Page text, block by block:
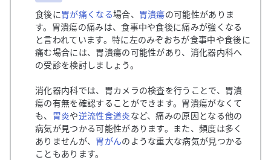
食後に胃が痛くなる場合、 胃潰瘍の可能性がありま
す。胃潰瘍の痛みは、食事中や食後に痛みが強くなる
と言われています。特に左のみぞおちが食事中や食後に
痛む場合には、胃潰瘍の可能性があり、消化器内科へ
の受診を検討しましょう。
消化器内科では、胃カメラの検査を行うことで、胃潰
瘍の有無を確認することができます。胃潰瘍がなくて
も、 胃炎や逆流性食道炎など、痛みの原因となる他の
病気が見つかる可能性があります。また、頻度は多く
ありませんが、 胃がんのような重大な病気が見つかる
こともあります。